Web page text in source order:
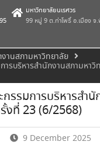
มหาวิทยาลัยนเรศวร
99 หมู่ 9 ต.ท่าโพธิ์ อ.เมือง
งานสภามหาวิทยาลัย
ารบริหารสำนักงานสภามหา
รรมการบริหารสำนั
งที่ 23 (6/2568)
9 December 2025